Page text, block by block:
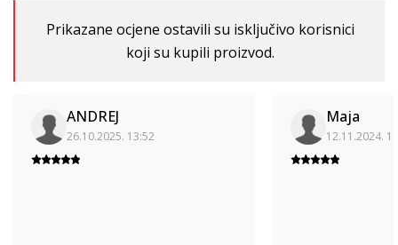
Prikazane ocjene ostavili su isključivo korisnici
koji su kupili proizvod.
ANDREJ
26.10.2025. 13:52
Maja
12.11.2024.